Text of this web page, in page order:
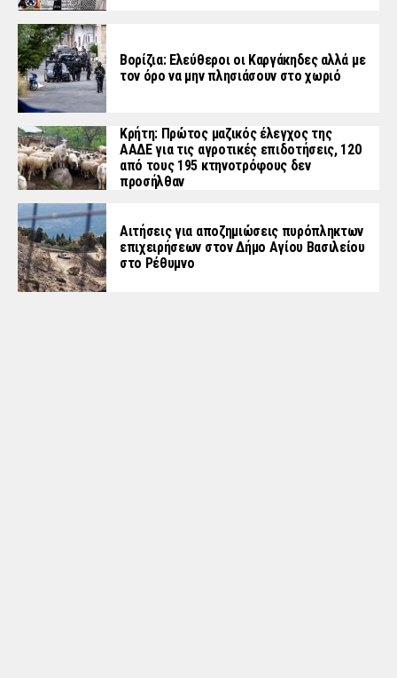
Βορίζια: Ελεύθεροι οι Καργάκηδες αλλά με
τον όρο να μην πλησιάσουν στο χωριό
Κρήτη: Πρώτος μαζικός έλεγχος της
ΑΑΔΕ για τις αγροτικές επιδοτήσεις, 120
από τους 195 κτηνοτρόφους δεν
προσήλθαν
Αιτήσεις για αποζημιώσεις πυρόπληκτων
επιχειρήσεων στον Δήμο Αγίου Βασιλείου
στο Ρέθυμνο